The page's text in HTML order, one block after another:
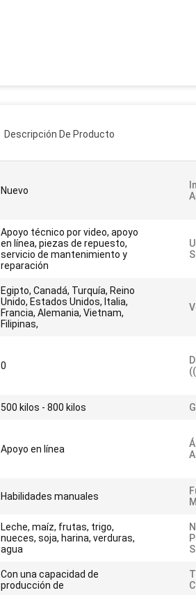
Descripción De Producto
Nuevo
Apoyo técnico por video, apoyo
en línea, piezas de repuesto,
servicio de mantenimiento y
reparación
Egipto, Canadá, Turquía, Reino
Unido, Estados Unidos, Italia,
Francia, Alemania, Vietnam,
Filipinas,
0
500 kilos - 800 kilos
Apoyo en línea
Habilidades manuales
Leche, maíz, frutas, trigo,
nueces, soja, harina, verduras,
agua
Con una capacidad de
producción de